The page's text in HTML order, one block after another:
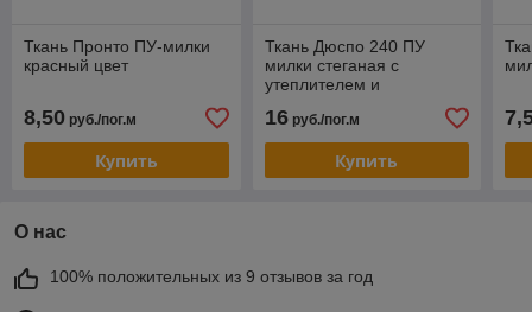
Ткань Пронто ПУ-милки
красный цвет
8,50 руб./пог.м
Купить
Ткань Дюспо 240 ПУ
милки стеганая с
утеплителем и
спанбондом (белый цвет)
16руб./пог.м
Купить
О нас
100% положительных из 9 отзывов за год